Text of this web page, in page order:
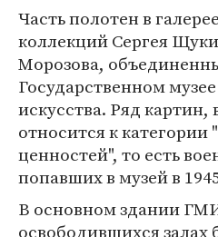
Часть полотен в
коллекций Сергея
Морозова,
Государственном
искусства. Ряд картин,
относится к
ценностей", то есть
попавших в музей в
В основном здании
освободившихся залах